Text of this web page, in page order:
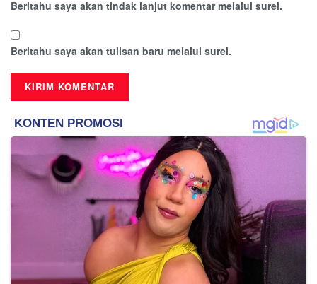
Beritahu saya akan tindak lanjut komentar melalui surel.
Beritahu saya akan tulisan baru melalui surel.